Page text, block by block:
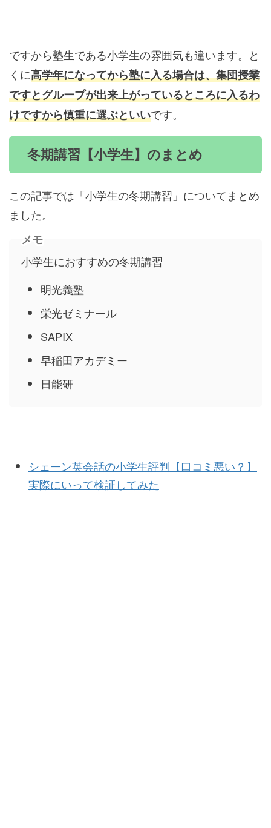
ですから塾生である小学生の雰囲気も違います。と
くに高学年になってから塾に入る場合は、集団授業
ですとグループが出来上がっているところに入るわ
けですから慎重に選ぶといいです。
冬期講習【小学生】のまとめ
この記事では「小学生の冬期講習」についてまとめ
ました。
メモ
小学生におすすめの冬期講習
明光義塾
栄光ゼミナール
SAPIX
早稲田アカデミー
日能研
シェーン英会話の小学生評判【口コミ悪い？】
実際にいって検証してみた